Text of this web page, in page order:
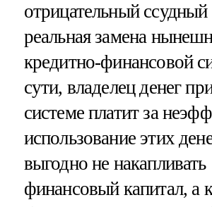
отрицательный
реальная замена
кредитно-финансовой
сути, владелец денег
системе платит за
использование этих
выгодно не накапливать
финансовый капитал, а